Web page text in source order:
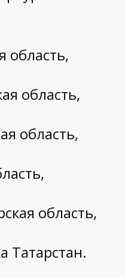
область,
область,
область,
область,
Татарстан.